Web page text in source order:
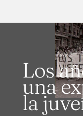
Los
una
la